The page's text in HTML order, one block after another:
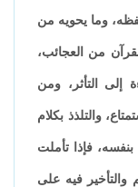
وما يحويه من
من العجائب،
إلى التأثر، ومن
والتلذذ بكلام
فإذا تأملت
والتأخير فيه على